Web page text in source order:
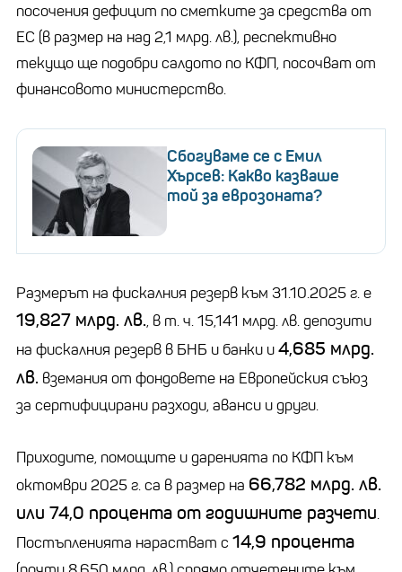
посочения дефицит по сметките за средства от
ЕС (в размер на над 2,1 млрд. лв.), респективно
текущо ще подобри салдото по КФП, посочват от
финансовото министерство.
Сбогуваме се с Емил
Хърсев: Какво казваше
той за еврозоната?
Размерът на фискалния резерв към 31.10.2025 г. е
19,827 млрд. лв., в т. ч. 15,141 млрд. лв. депозити
на фискалния резерв в БНБ и банки и4,685 млрд.
лв. вземания от фондовете на Европейския съюз
за сертифицирани разходи, аванси и други.
Приходите, помощите и даренията по КФП към
октомври 2025 г. са в размер на 66,782 млрд. лв.
или 74,0 процента от годишните разчети.
Постъпленията нарастват с 14,9 процента